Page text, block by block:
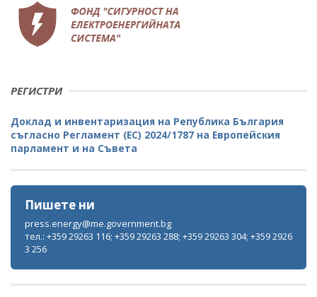
РЕГИСТРИ
Доклад и инвентаризация на Република България
съгласно Регламент (ЕС) 2024/1787 на Европейския
парламент и на Съвета
Пишете ни
press.energy@me.government.bg
тел.: +359 29263 116; +359 29263 288; +359 29263 304; +359 2926
3 256